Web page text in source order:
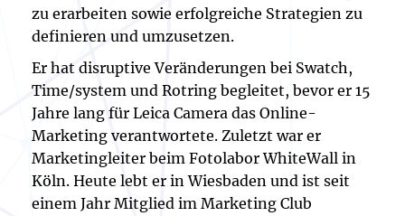
zu erarbeiten sowie erfolgreiche Strategien zu
definieren und umzusetzen.
Er hat disruptive Veränderungen bei Swatch,
Time/system und Rotring begleitet, bevor er 15
Jahre lang für Leica Camera das Online-
Marketing verantwortete. Zuletzt war er
Marketingleiter beim Fotolabor WhiteWall in
Köln. Heute lebt er in Wiesbaden und ist seit
einem Jahr Mitglied im Marketing Club